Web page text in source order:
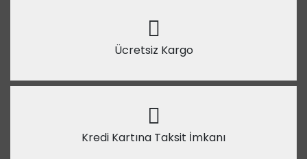
Ücretsiz Kargo
Kredi Kartına Taksit İmkanı